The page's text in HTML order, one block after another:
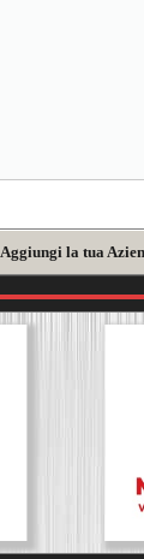
Aggiungi la tua